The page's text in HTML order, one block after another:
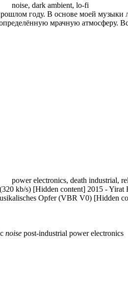
noise, dark ambient, lo-fi
году. В основе моей
мрачную атмосферу.
power electronics, death industrial,
kb/s) [Hidden content] 2015 -
Opfer (VBR V0) [Hidden
noise post-industrial power electronics